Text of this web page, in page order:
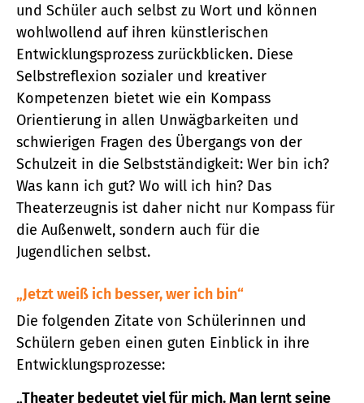
und Schüler auch selbst zu Wort und können
wohlwollend auf ihren künstlerischen
Entwicklungsprozess zurückblicken. Diese
Selbstreflexion sozialer und kreativer
Kompetenzen bietet wie ein Kompass
Orientierung in allen Unwägbarkeiten und
schwierigen Fragen des Übergangs von der
Schulzeit in die Selbstständigkeit: Wer bin ich?
Was kann ich gut? Wo will ich hin? Das
Theaterzeugnis ist daher nicht nur Kompass für
die Außenwelt, sondern auch für die
Jugendlichen selbst.
„Jetzt weiß ich besser, wer ich bin“
Die folgenden Zitate von Schülerinnen und
Schülern geben einen guten Einblick in ihre
Entwicklungsprozesse:
„Theater bedeutet viel für mich. Man lernt seine